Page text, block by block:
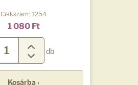
Cikkszám: 1254
1 080 Ft
db
Kosárba ›